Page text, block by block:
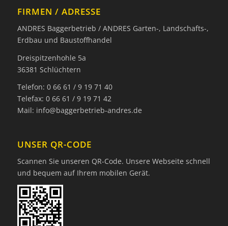
FIRMEN / ADRESSE
ANDRES Baggerbetrieb / ANDRES Garten-, Landschafts-,
Erdbau und Baustoffhandel
Dreispitzenhohle 5a
36381 Schlüchtern
Telefon: 0 66 61 / 9 19 71 40
Telefax: 0 66 61 / 9 19 71 42
Mail: info@baggerbetrieb-andres.de
UNSER QR-CODE
Scannen Sie unseren QR-Code. Unsere Webseite schnell
und bequem auf Ihrem mobilen Gerät.